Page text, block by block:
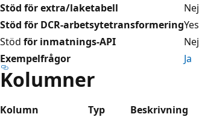
Stöd för extra/laketabell
Nej
Stöd för DCR-arbetsytetransformeringYes
Stöd för inmatnings-API
Nej
Exempelfrågor
Ja
Kolumner
Kolumn Typ
Beskrivning